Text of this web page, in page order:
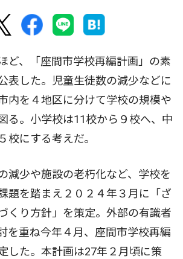
ど、「座間市学校再編計画」の素
表した。児童生徒数の減少などに
内を４地区に分けて学校の規模や
る。小学校は11校から９校へ、中
校にする考えだ。
減少や施設の老朽化など、学校を
題を踏まえ２０２４年３月に「ざ
くり方針」を策定。外部の有識者
を重ね今年４月、座間市学校再編
した。本計画は27年２月頃に策